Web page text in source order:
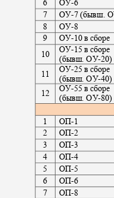
6
7
8
9
ОУ-6
ОУ-7 (бывш.
ОУ-8
ОУ-10в сборе
ОУ-15в сборе
(бывш. ОУ-20)
ОУ-25в сборе
(бывш. ОУ-40)
ОУ-55 в сборе
(бывш. ОУ-80)
10
11
12
1
2
3
4
5
6
7
ОП-1
ОП-2
ОП-3
ОП-4
ОП-5
ОП-6
ОП-8